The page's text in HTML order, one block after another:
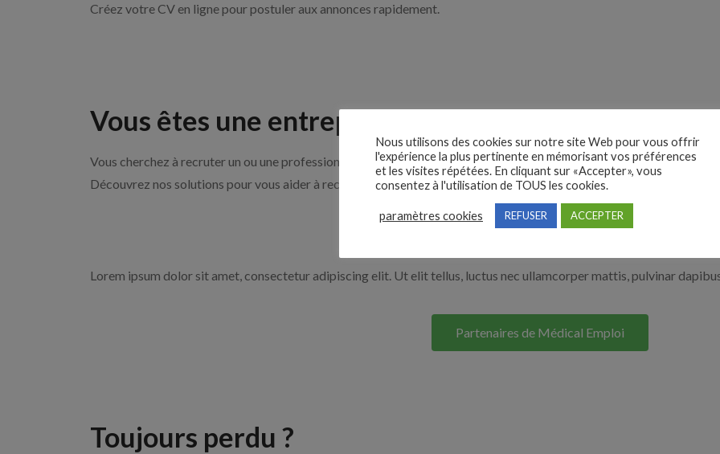
Créez votre CV en ligne pour postuler aux annonces rapidement.
Vous êtes une entreprise ?
Vous cherchez à recruter un ou une professionnelle de santé par exemple un infirmier, un pharmacien ou encore un
Découvrez nos solutions pour vous aider à recruter en cliquant sur le bouton ci-dessous.
Nos solutions entreprises
Lorem ipsum dolor sit amet, consectetur adipiscing elit. Ut elit tellus, luctus nec ullamcorper mattis, pulvinar
Partenaires de Médical Emploi
Toujours perdu ?
Nous utilisons des cookies sur notre site Web pour vous offrir
l'expérience la plus pertinente en mémorisant vos préférences
et les visites répétées. En cliquant sur «Accepter», vous
consentez à l'utilisation de TOUS les cookies.
paramètres cookies REFUSER ACCEPTER